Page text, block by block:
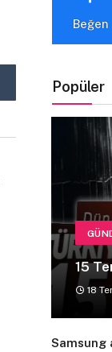
Beğen
Popüler
15
18
Samsung